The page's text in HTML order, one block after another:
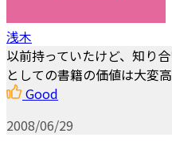
浅木
以前持っていたけど、知り
としての書籍の価値は大変
Good
2008/06/29